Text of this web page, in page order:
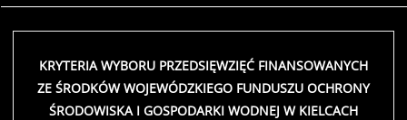
KRYTERIA WYBORU PRZEDSIĘWZIĘĆ FINANSOWANYCH
ZE ŚRODKÓW WOJEWÓDZKIEGO FUNDUSZU OCHRONY
ŚRODOWISKA I GOSPODARKI WODNEJ W KIELCACH